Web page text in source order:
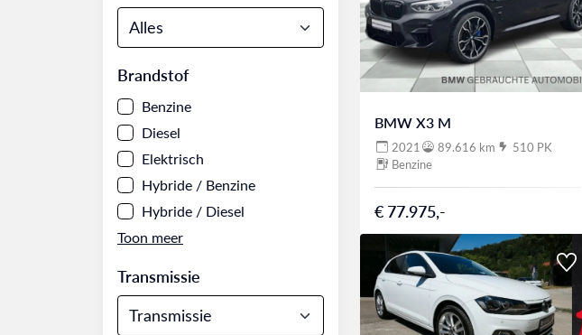
Brandstof
Benzine
Diesel
Elektrisch
Hybride / Benzine
Hybride / Diesel
Transmissie
BMW X3 M
2021 89.616 km
510 PK
Benzine
€ 77.975,-